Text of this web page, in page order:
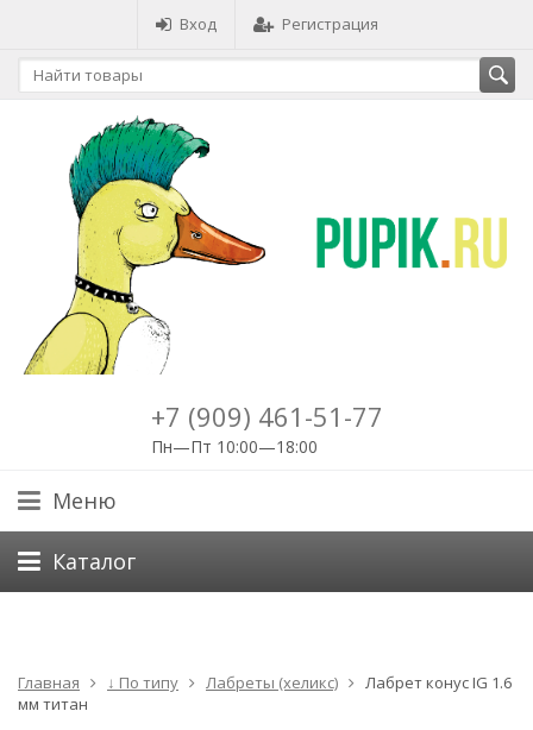
Вход Регистрация
+7 (909) 461-51-77
Пн—Пт 10:00—18:00
Меню
Каталог
Главная ↓ По типу Лабреты (хеликс)
Лабрет конус IG 1.6
мм титан